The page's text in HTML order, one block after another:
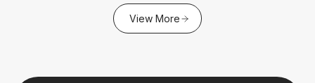
View More